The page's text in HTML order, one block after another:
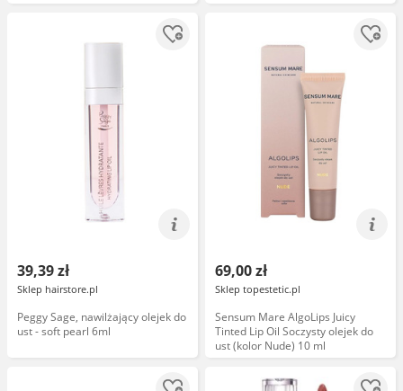
39,39 zł
Sklep hairstore.pl
Peggy Sage, nawilżający olejek do
ust - soft pearl 6ml
69,00 zł
Sklep topestetic.pl
Sensum Mare AlgoLips Juicy
Tinted Lip Oil Soczysty olejek do
ust (kolor Nude) 10 ml